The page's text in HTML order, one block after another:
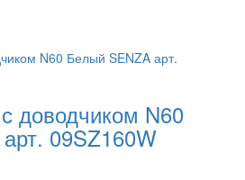
доводчиком N60
09SZ160W